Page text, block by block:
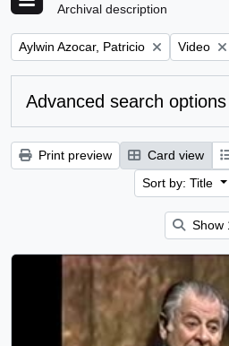
Archival description
Remove filter:
Aylwin Azocar, Patricio Remove
Video
Advanced search options
Print preview Card view
Sort by: Title
Show